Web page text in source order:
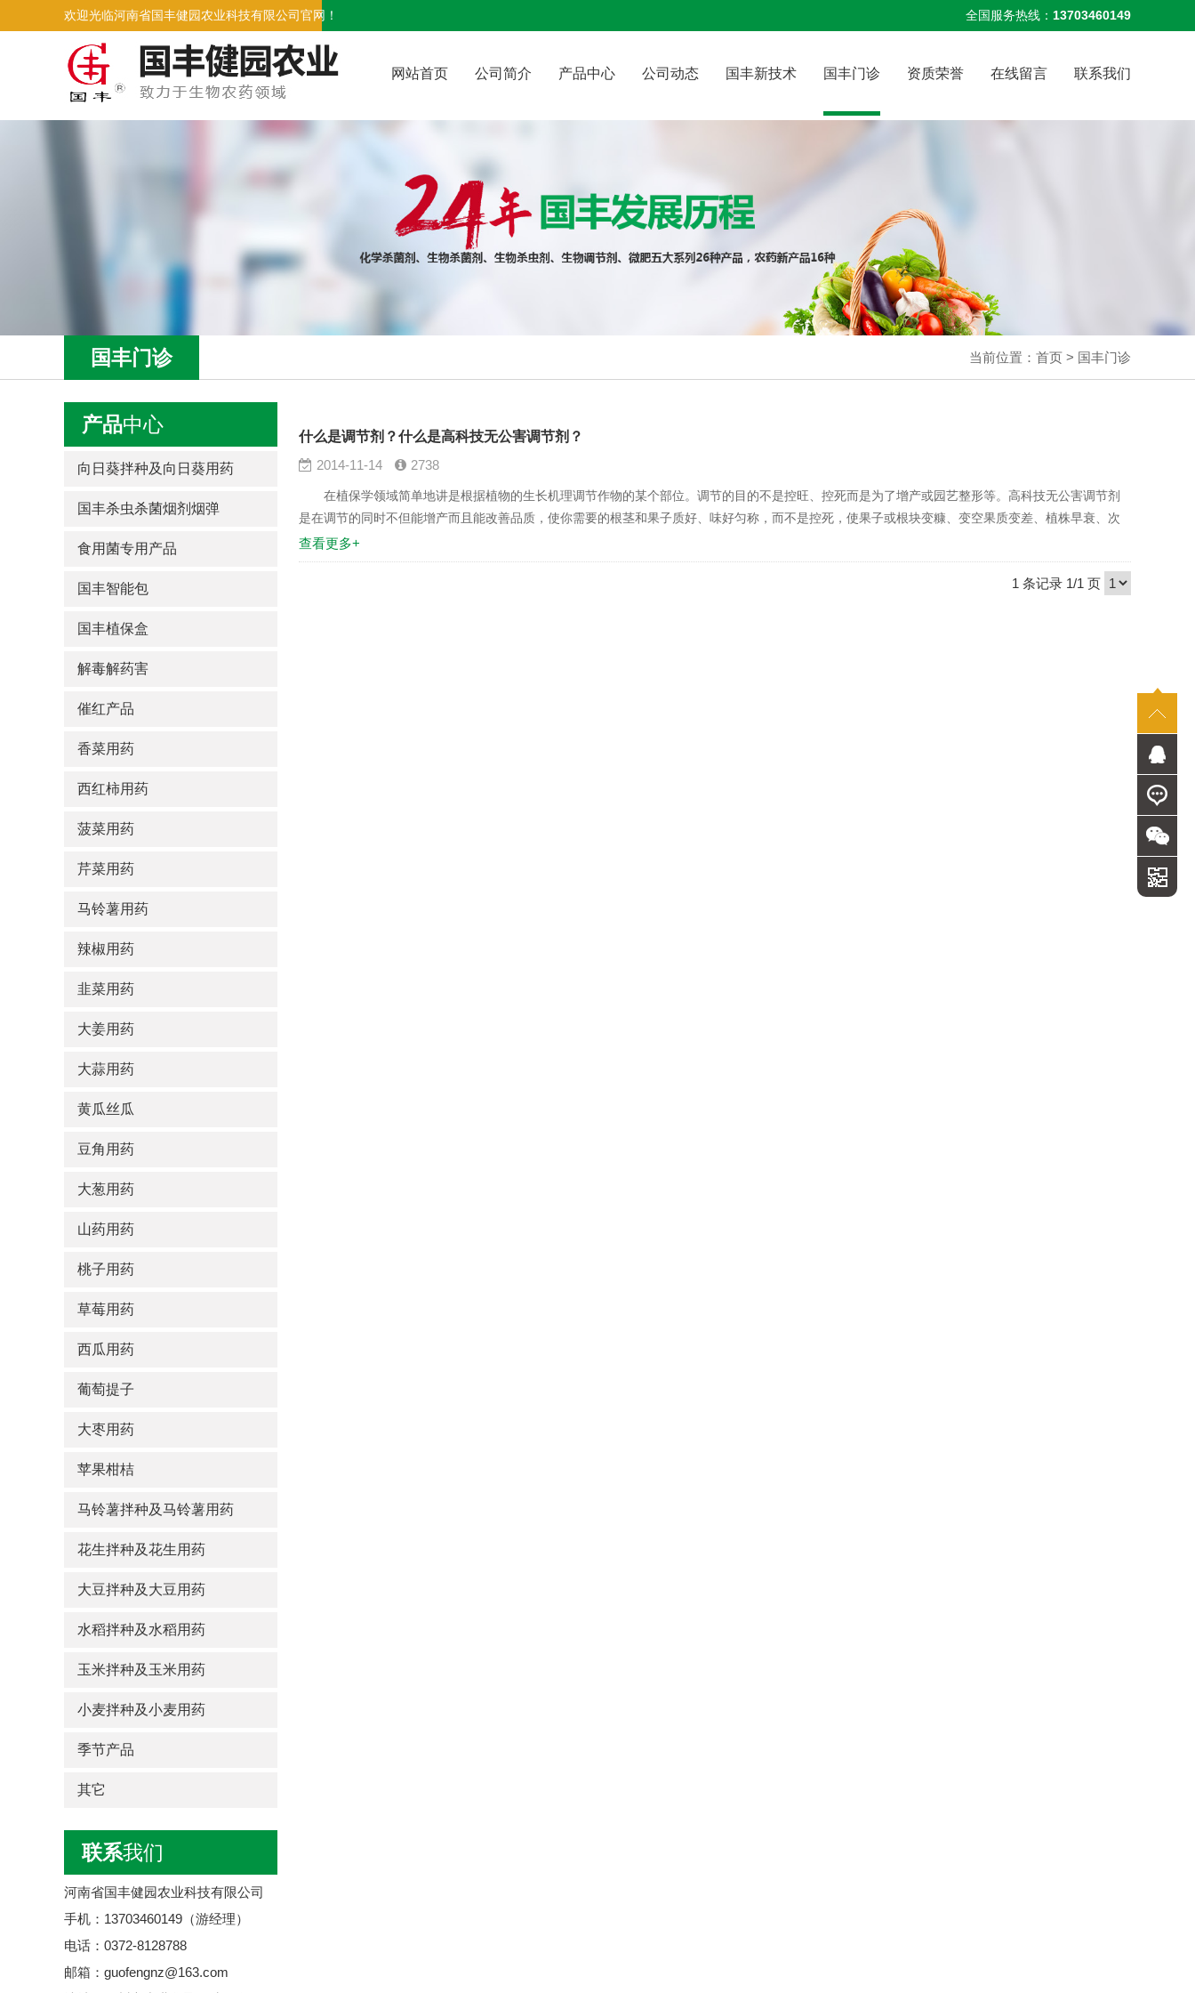
欢迎光临河南省国丰健园农业科技有限公司官网！ 全国服务热线： 13703460149
网站首页 公司简介 产品中心 公司动态 国丰新技术 国丰门诊 资质荣誉 在线留言 联系我们
国丰门诊 当前位置： 首页 > 国丰门诊
产品中心
向日葵拌种及向日葵用药
国丰杀虫杀菌烟剂烟弹
食用菌专用产品
国丰智能包
国丰植保盒
解毒解药害
催红产品
香菜用药
西红柿用药
菠菜用药
芹菜用药
马铃薯用药
辣椒用药
韭菜用药
大姜用药
大蒜用药
黄瓜丝瓜
豆角用药
大葱用药
山药用药
桃子用药
草莓用药
西瓜用药
葡萄提子
大枣用药
苹果柑桔
马铃薯拌种及马铃薯用药
花生拌种及花生用药
大豆拌种及大豆用药
水稻拌种及水稻用药
玉米拌种及玉米用药
小麦拌种及小麦用药
季节产品
其它
联系我们
河南省国丰健园农业科技有限公司
手机：13703460149（游经理）
电话：0372-8128788
邮箱：guofengnz@163.com
什么是调节剂？什么是高科技无公害调节剂？
2014-11-14
2738
在植保学领域简单地讲是根据植物的生长机理调节作物的某个部位。调节的目的不是控旺、控死而是为了增产或园艺整形等。高科技无公害调节剂
是在调节的同时不但能增产而且能改善品质，使你需要的根茎和果子质好、味好匀称，而不是控死，使果子或根块变糠、变空果质变差、植株早衰、次
生根木质化或腐烂。技术指导： 本页相关产品可代替人工打...
查看更多+
1 条记录 1/1 页